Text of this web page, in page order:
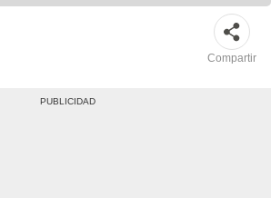
y cotización. Foto: composición LR/Freepik
Compartir